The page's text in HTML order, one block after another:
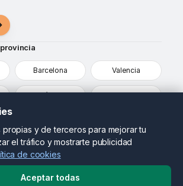
Barcelona Valencia
Málaga Alicante
de una gasolinera?
ya están comparando opciones en tu
propias y de terceros para mejorar tu
el tráfico y mostrarte publicidad
de cookies
Aceptar todas